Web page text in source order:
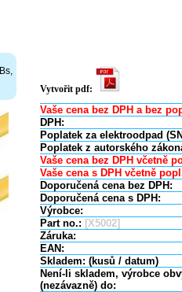
Vytvořit pdf:
Vaše cena bez DPH a bez
DPH:
Poplatek za elektroodpad
Poplatek z autorského
Vaše cena bez DPH včetně
Vaše cena s DPH včetně
Doporučená cena bez DPH:
Doporučená cena s DPH:
Výrobce:
Part no.: [X5002]
Záruka:
EAN:
Skladem: (kusů / datum)
Není-li skladem, výrobce
(nezávazně) do: